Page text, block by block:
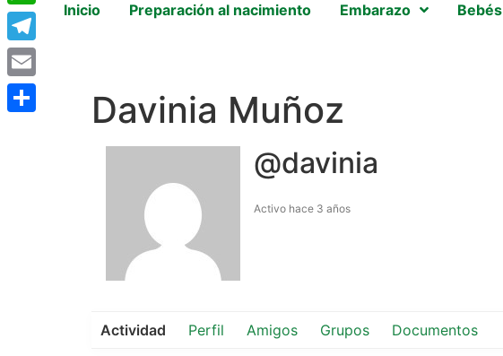
Inicio Preparación al nacimiento Embarazo Bebés
Davinia Muñoz
@davinia
Activo hace 3 años
Actividad Perfil Amigos Grupos Documentos
WhatsApp
Telegram
Email